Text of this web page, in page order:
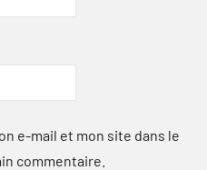
e-mail et mon site dans le
commentaire.